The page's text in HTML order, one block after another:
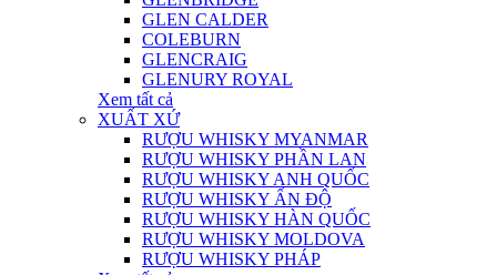
GLEN CALDER
COLEBURN
GLENCRAIG
GLENURY ROYAL
Xem tất cả
XUẤT XỨ
RƯỢU WHISKY MYANMAR
RƯỢU WHISKY PHẦN LAN
RƯỢU WHISKY ANH QUỐC
RƯỢU WHISKY ẤN ĐỘ
RƯỢU WHISKY HÀN QUỐC
RƯỢU WHISKY MOLDOVA
RƯỢU WHISKY PHÁP